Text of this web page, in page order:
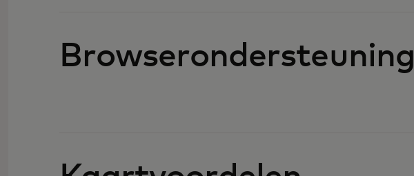
Browserondersteuning